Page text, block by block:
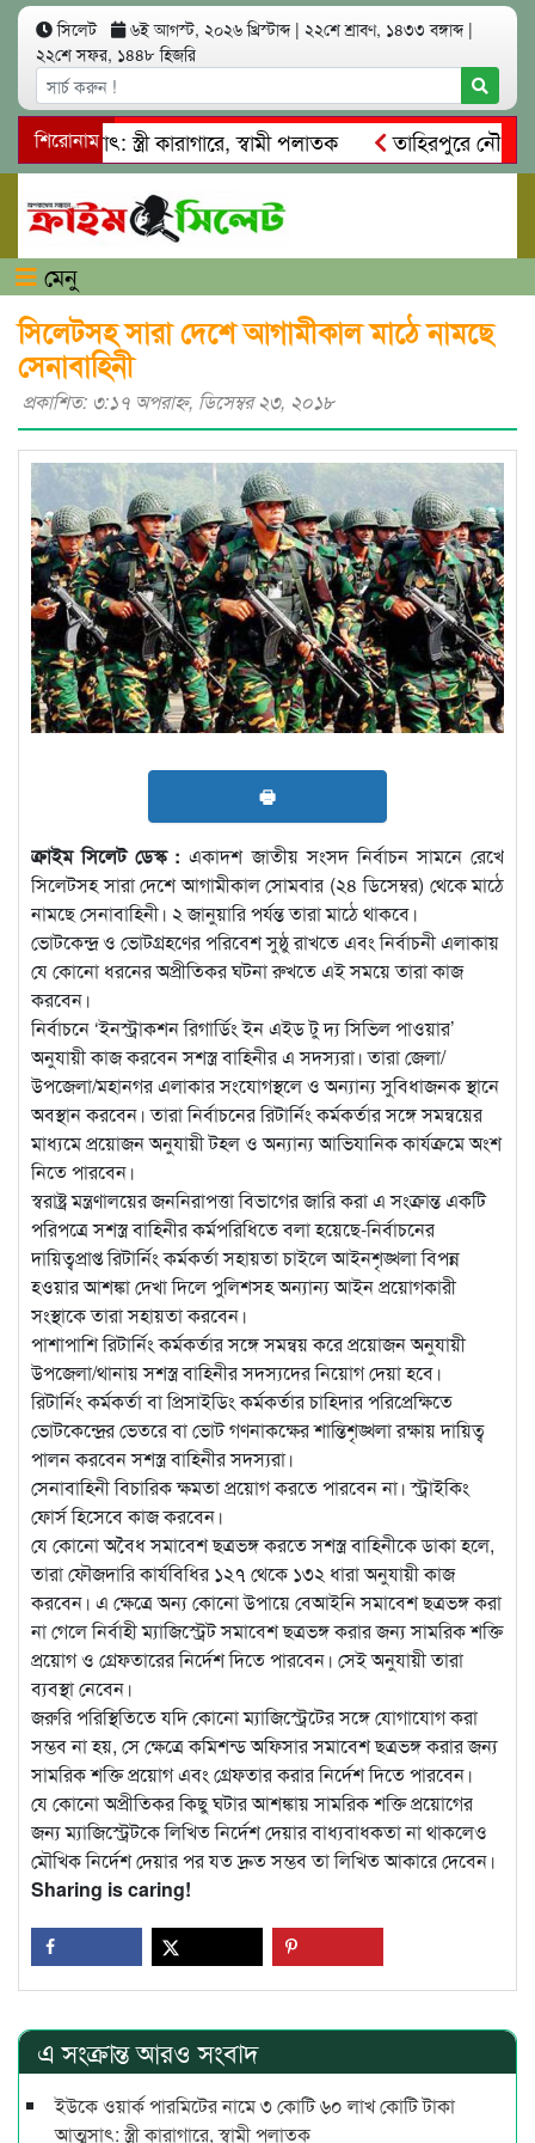
সিলেট ৬ই আগস্ট, ২০২৬ খ্রিস্টাব্দ | ২২শে শ্রাবণ, ১৪৩৩ বঙ্গাব্দ |
২২শে সফর, ১৪৪৮ হিজরি
শিরোনামস্ত্রী কারাগারে, স্বামী পলাতক
তাহিরপুরে নৌ-
মারধর
নগরীতে কোটি টাকার সম্পত্তি দখলের চেষ্টা:
মেনু
সিলেটসহ সারা দেশে আগামীকাল মাঠে নামছে
সেনাবাহিনী
প্রকাশিত: ৩:১৭ অপরাহ্ণ, ডিসেম্বর ২৩, ২০১৮
🖶
ক্রাইম সিলেট ডেস্ক : একাদশ জাতীয় সংসদ নির্বাচন সামনে রেখে
সিলেটসহ সারা দেশে আগামীকাল সোমবার (২৪ ডিসেম্বর) থেকে মাঠে
নামছে সেনাবাহিনী। ২ জানুয়ারি পর্যন্ত তারা মাঠে থাকবে।
ভোটকেন্দ্র ও ভোটগ্রহণের পরিবেশ সুষ্ঠু রাখতে এবং নির্বাচনী এলাকায়
যে কোনো ধরনের অপ্রীতিকর ঘটনা রুখতে এই সময়ে তারা কাজ
করবেন।
নির্বাচনে ‘ইনস্ট্রাকশন রিগার্ডিং ইন এইড টু দ্য সিভিল পাওয়ার’
অনুযায়ী কাজ করবেন সশস্ত্র বাহিনীর এ সদস্যরা। তারা জেলা/
উপজেলা/মহানগর এলাকার সংযোগস্থলে ও অন্যান্য সুবিধাজনক স্থানে
অবস্থান করবেন। তারা নির্বাচনের রিটার্নিং কর্মকর্তার সঙ্গে সমন্বয়ের
মাধ্যমে প্রয়োজন অনুযায়ী টহল ও অন্যান্য আভিযানিক কার্যক্রমে অংশ
নিতে পারবেন।
স্বরাষ্ট্র মন্ত্রণালয়ের জননিরাপত্তা বিভাগের জারি করা এ সংক্রান্ত একটি
পরিপত্রে সশস্ত্র বাহিনীর কর্মপরিধিতে বলা হয়েছে-নির্বাচনের
দায়িত্বপ্রাপ্ত রিটার্নিং কর্মকর্তা সহায়তা চাইলে আইনশৃঙ্খলা বিপন্ন
হওয়ার আশঙ্কা দেখা দিলে পুলিশসহ অন্যান্য আইন প্রয়োগকারী
সংস্থাকে তারা সহায়তা করবেন।
পাশাপাশি রিটার্নিং কর্মকর্তার সঙ্গে সমন্বয় করে প্রয়োজন অনুযায়ী
উপজেলা/থানায় সশস্ত্র বাহিনীর সদস্যদের নিয়োগ দেয়া হবে।
রিটার্নিং কর্মকর্তা বা প্রিসাইডিং কর্মকর্তার চাহিদার পরিপ্রেক্ষিতে
ভোটকেন্দ্রের ভেতরে বা ভোট গণনাকক্ষের শান্তিশৃঙ্খলা রক্ষায় দায়িত্ব
পালন করবেন সশস্ত্র বাহিনীর সদস্যরা।
সেনাবাহিনী বিচারিক ক্ষমতা প্রয়োগ করতে পারবেন না। স্ট্রাইকিং
ফোর্স হিসেবে কাজ করবেন।
যে কোনো অবৈধ সমাবেশ ছত্রভঙ্গ করতে সশস্ত্র বাহিনীকে ডাকা হলে,
তারা ফৌজদারি কার্যবিধির ১২৭ থেকে ১৩২ ধারা অনুযায়ী কাজ
করবেন। এ ক্ষেত্রে অন্য কোনো উপায়ে বেআইনি সমাবেশ ছত্রভঙ্গ করা
না গেলে নির্বাহী ম্যাজিস্ট্রেট সমাবেশ ছত্রভঙ্গ করার জন্য সামরিক শক্তি
প্রয়োগ ও গ্রেফতারের নির্দেশ দিতে পারবেন। সেই অনুযায়ী তারা
ব্যবস্থা নেবেন।
জরুরি পরিস্থিতিতে যদি কোনো ম্যাজিস্ট্রেটের সঙ্গে যোগাযোগ করা
সম্ভব না হয়, সে ক্ষেত্রে কমিশন্ড অফিসার সমাবেশ ছত্রভঙ্গ করার জন্য
সামরিক শক্তি প্রয়োগ এবং গ্রেফতার করার নির্দেশ দিতে পারবেন।
যে কোনো অপ্রীতিকর কিছু ঘটার আশঙ্কায় সামরিক শক্তি প্রয়োগের
জন্য ম্যাজিস্ট্রেটকে লিখিত নির্দেশ দেয়ার বাধ্যবাধকতা না থাকলেও
মৌখিক নির্দেশ দেয়ার পর যত দ্রুত সম্ভব তা লিখিত আকারে দেবেন।
Sharing is caring!
এ সংক্রান্ত আরও সংবাদ
ইউকে ওয়ার্ক পারমিটের নামে ৩ কোটি ৬০ লাখ কোটি টাকা
আত্মসাৎ: স্ত্রী কারাগারে, স্বামী পলাতক